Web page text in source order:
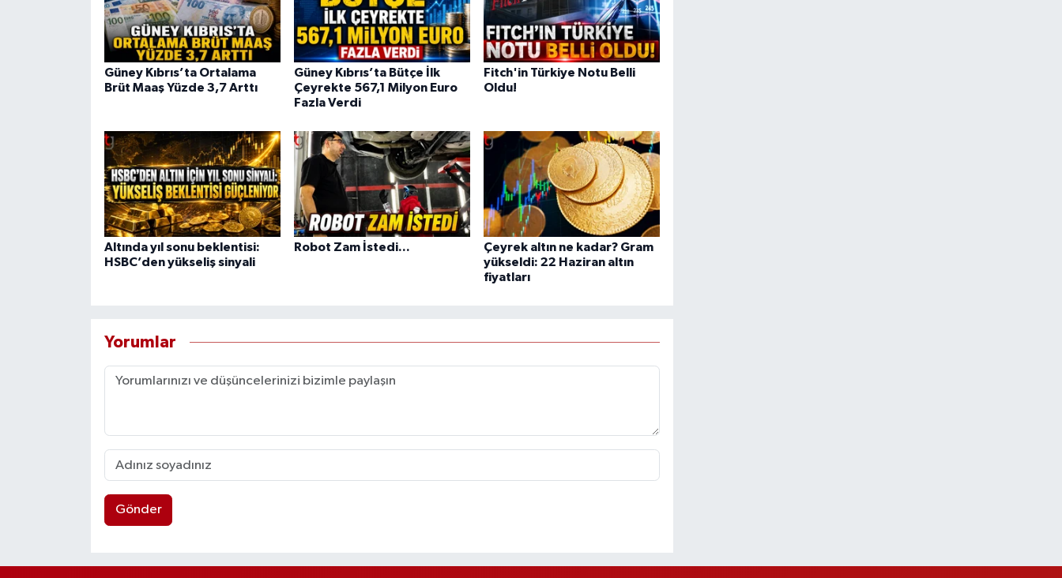
Güney Kıbrıs’ta Ortalama
Brüt Maaş Yüzde 3,7 Arttı
Güney Kıbrıs’ta Bütçe İlk
Çeyrekte 567,1 Milyon Euro
Fazla Verdi
Fitch'in Türkiye Notu Belli
Oldu!
Altında yıl sonu beklentisi:
HSBC’den yükseliş sinyali
Robot Zam İstedi...
Çeyrek altın ne kadar? Gram
yükseldi: 22 Haziran altın
fiyatları
Yorumlar
Gönder